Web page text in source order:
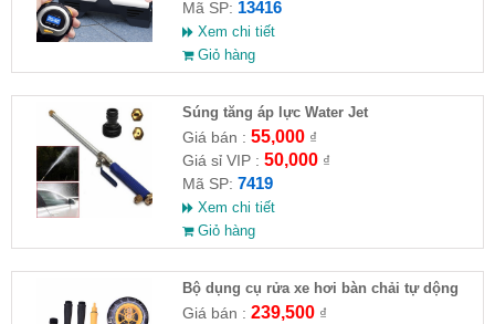
Mã SP: 13416
Xem chi tiết
Giỏ hàng
Súng tăng áp lực Water Jet
Giá bán : 55,000₫
Giá sỉ VIP : 50,000₫
Mã SP: 7419
Xem chi tiết
Giỏ hàng
Bộ dụng cụ rửa xe hơi bàn chải tự dộng
kèm 10m ống nước
Giá bán : 239,500₫